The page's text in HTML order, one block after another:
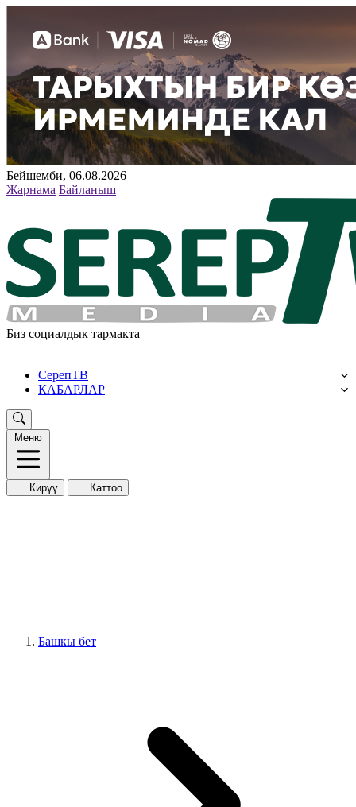
Бейшемби, 06.08.2026
Жарнама Байланыш
Биз социалдык тармакта
СерепТВ
КАБАРЛАР
Меню
Кирүү Каттоо
Башкы бет